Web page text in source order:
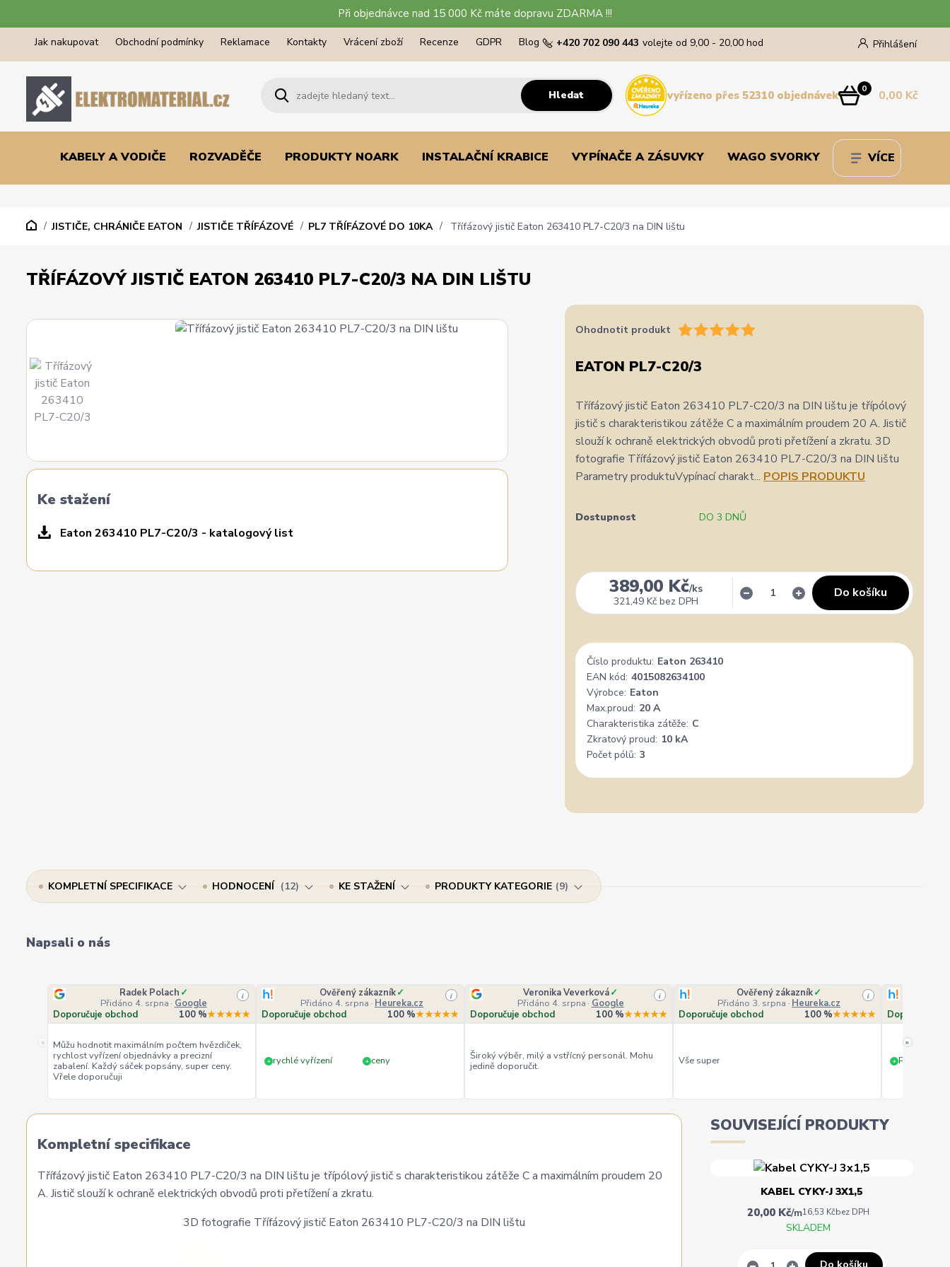
Při objednávce nad 15 000 Kč máte dopravu ZDARMA !!!
Jak nakupovat Obchodní podmínky Reklamace Kontakty Vrácení zboží Recenze GDPR Blog Přihlášení
Hledat
+420 702 090 443 volejte od 9,00 - 20,00 hod
0 0,00 Kč
vyřízeno přes 52310 objednávek
KABELY A VODIČE ROZVADĚČE PRODUKTY NOARK INSTALAČNÍ KRABICE VYPÍNAČE A ZÁSUVKY WAGO SVORKY VÍCE
JISTIČE, CHRÁNIČE EATON JISTIČE TŘÍFÁZOVÉ PL7 TŘÍFÁZOVÉ DO 10KA Třífázový jistič Eaton 263410 PL7-C20/3 na DIN lištu
TŘÍFÁZOVÝ JISTIČ EATON 263410 PL7-C20/3 NA DIN LIŠTU
Ke stažení
Eaton 263410 PL7-C20/3 - katalogový list
Ohodnotit produkt
EATON PL7-C20/3
Třífázový jistič Eaton 263410 PL7-C20/3 na DIN lištu je třípólový
jistič s charakteristikou zátěže C a maximálním proudem 20 A. Jistič
slouží k ochraně elektrických obvodů proti přetížení a zkratu. 3D
fotografie Třífázový jistič Eaton 263410 PL7-C20/3 na DIN lištu
Parametry produktuVypínací charakt... POPIS PRODUKTU
Dostupnost DO 3 DNŮ
389,00 Kč/ks
321,49 Kč bez DPH
Do košíku
Číslo produktu: Eaton 263410
EAN kód: 4015082634100
Výrobce: Eaton
Max.proud: 20 A
Charakteristika zátěže: C
Zkratový proud: 10 kA
Počet pólů: 3
KOMPLETNÍ SPECIFIKACE HODNOCENÍ 12 KE STAŽENÍ PRODUKTY KATEGORIE 9
Napsali o nás
«
Radek Polach ✓
Přidáno 4. srpna · Google
i
Doporučuje obchod 100 %★★★★★
Můžu hodnotit maximálním počtem hvězdiček,
rychlost vyřízení objednávky a precizní
zabalení. Každý sáček popsány, super ceny.
Vřele doporučuji
Ověřený zákazník✓
Přidáno 4. srpna · Heureka.cz
i
Doporučuje obchod 100 %★★★★★
+ rychlé vyřízení + ceny
Veronika Veverková✓
Přidáno 4. srpna · Google
i
Doporučuje obchod 100 %★★★★★
Široký výběr, milý a vstřícný personál. Mohu
jedině doporučit.
Ověřený zákazník✓
Přidáno 3. srpna · Heureka.cz
i
Doporučuje obchod 100 %★★★★★
Vše super
Doporučuje
+ PERFEKTNÍ
»
Kompletní specifikace
Třífázový jistič Eaton 263410 PL7-C20/3 na DIN lištu je třípólový jistič s charakteristikou zátěže C a maximálním proudem 20
A. Jistič slouží k ochraně elektrických obvodů proti přetížení a zkratu.
3D fotografie Třífázový jistič Eaton 263410 PL7-C20/3 na DIN lištu
SOUVISEJÍCÍ PRODUKTY
KABEL CYKY-J 3X1,5
20,00 Kč/m16,53 Kčbez DPH
SKLADEM
Do košíku